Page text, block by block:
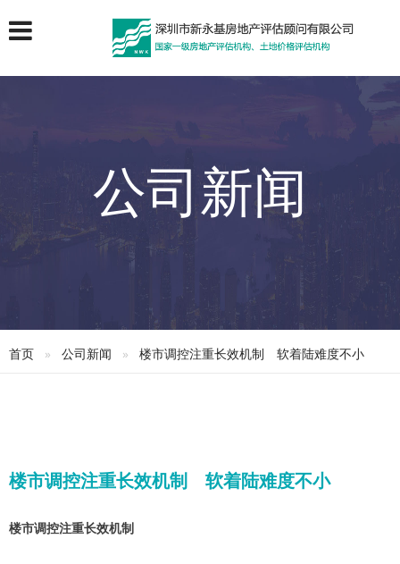
公司新闻
首页 公司新闻 楼市调控注重长效机制 软着陆难度不小
楼市调控注重长效机制 软着陆难度不小
楼市调控注重长效机制